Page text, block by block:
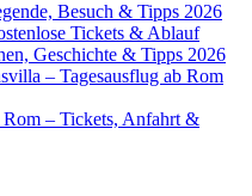
Besuch & Tipps 2026
Tickets & Ablauf
Geschichte & Tipps 2026
– Tagesausflug ab Rom
Rom – Tickets, Anfahrt &